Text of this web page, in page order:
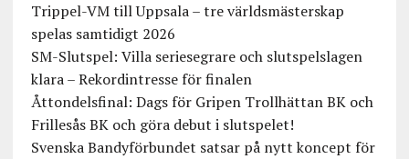
Trippel-VM till Uppsala – tre världsmästerskap
spelas samtidigt 2026
SM-Slutspel: Villa seriesegrare och slutspelslagen
klara – Rekordintresse för finalen
Åttondelsfinal: Dags för Gripen Trollhättan BK och
Frillesås BK och göra debut i slutspelet!
Svenska Bandyförbundet satsar på nytt koncept för